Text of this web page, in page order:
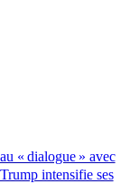
« dialogue » avec
intensifie ses